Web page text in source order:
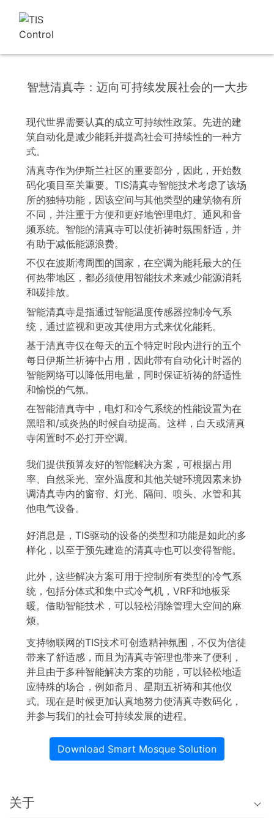
智慧清真寺：迈向可持续发展社会的一大步
现代世界需要认真的成立可持续性政策。先进的建
筑自动化是减少能耗并提高社会可持续性的一种方
式。
清真寺作为伊斯兰社区的重要部分，因此，开始数
码化项目至关重要。TIS清真寺智能技术考虑了该场
所的独特功能，因该空间与其他类型的建筑物有所
不同，并注重于方便和更好地管理电灯、通风和音
频系统。智能的清真寺可以使祈祷时氛围舒适，并
有助于减低能源浪费。
不仅在波斯湾周围的国家，在空调为能耗最大的任
何热带地区，都必须使用智能技术来减少能源消耗
和碳排放。
智能清真寺是指通过智能温度传感器控制冷气系
统，通过监视和更改其使用方式来优化能耗。
基于清真寺仅在每天的五个特定时段内进行的五个
每日伊斯兰祈祷中占用，因此带有自动化计时器的
智能网络可以降低用电量，同时保证祈祷的舒适性
和愉悦的气氛。
在智能清真寺中，电灯和冷气系统的性能设置为在
黑暗和/或炎热的时候自动提高。这样，白天或清真
寺闲置时不必打开空调。
我们提供预算友好的智能解决方案，可根据占用
率、自然采光、室外温度和其他关键环境因素来协
调清真寺内的窗帘、灯光、隔间、喷头、水管和其
他电气设备。
好消息是，TIS驱动的设备的类型和功能是如此的多
样化，以至于预先建造的清真寺也可以变得智能。
此外，这些解决方案可用于控制所有类型的冷气系
统，包括分体式和集中式冷气机，VRF和地板采
暖。借助智能技术，可以轻松消除管理大空间的麻
烦。
支持物联网的TIS技术可创造精神氛围，不仅为信徒
带来了舒适感，而且为清真寺管理也带来了便利，
并且由于多种智能解决方案的功能，可以轻松地适
应特殊的场合，例如斋月、星期五祈祷和其他仪
式。现在是时候更加认真地努力使清真寺数码化，
并参与我们的社会可持续发展的进程。
Download Smart Mosque Solution
关于